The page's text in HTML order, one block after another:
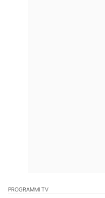
PROGRAMMI TV